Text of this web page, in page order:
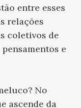
entre esses
relações
coletivos de
e
No
ascende da